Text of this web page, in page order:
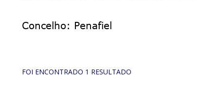
Concelho: Penafiel
FOI ENCONTRADO 1 RESULTADO